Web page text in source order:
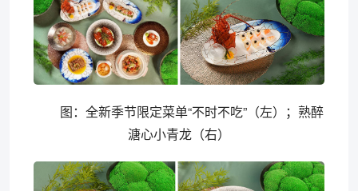
图：全新季节限定菜单“不时不吃”（左）；熟醉
溏心小青龙（右）